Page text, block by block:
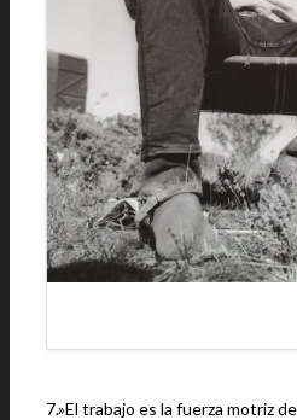
7.»El trabajo es la fuerza motriz